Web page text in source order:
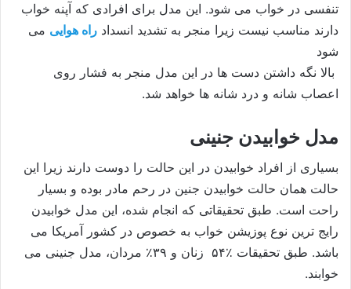
تنفسی در خواب می شود. این مدل برای افرادی که آپنه خواب
دارند مناسب نیست زیرا منجر به تشدید انسداد راه‌ هوایی می
شود
بالا نگه داشتن دست ها در این مدل منجر به فشار روی
اعصاب شانه و درد شانه ها خواهد شد.
مدل خوابیدن جنینی
بسیاری از افراد خوابیدن در این حالت را دوست دارند زیرا این
حالت همان حالت خوابیدن جنین در رحم مادر بوده و بسیار
راحت است. طبق تحقیقاتی که انجام شده، این مدل خوابیدن
رایج ترین نوع پوزیشن خواب به خصوص در کشور آمریکا می
باشد. طبق تحقیقات ٪۵۴ زنان و ۳۹٪ مردان، مدل جنینی می
خوابند.